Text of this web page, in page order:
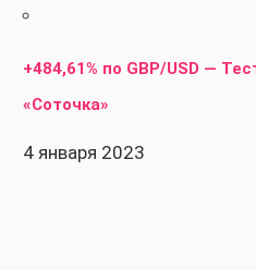
+484,61% по GBP/USD —
«Соточка»
4 января 2023